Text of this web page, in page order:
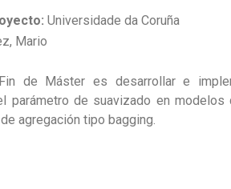
Universidade da Coruña
Mario
de Máster es desarrollar e
parámetro de suavizado en
agregación tipo bagging.